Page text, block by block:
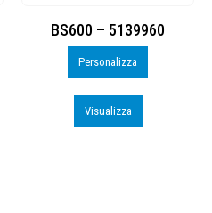
BS600 – 5139960
Personalizza
Visualizza